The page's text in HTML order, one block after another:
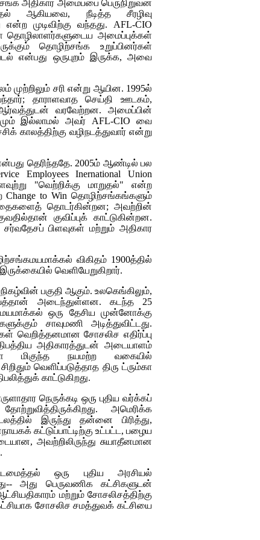
அதிகார அமைப்பை பெருநிறுவன
ஆகியவை, நீடித்த சீரழிவு
என்ற முடிவிற்கு வந்தது. AFL-CIO
அமைப்புக்கள்
தொழிற்சங்க உறுப்பினர்கள்
என்பது ஒருபுறம் இருக்க, அவை
முற்றிலும் சரி என்று ஆயின. 1995ல்
தாராளவாத செய்தி ஊடகம்,
வரவேற்றன. அமைப்பின்
இல்லாமல் அவர் AFL-CIO வை
காலத்திற்கு வழிநடத்துவார் என்று
தெரிந்ததே. 2005ம் ஆண்டில் பல
Employees Inernational Union
"வெற்றிக்கு மாறுதல்" என்ற
Change to Win தொழிற்சங்கங்களும்
தொடர்கின்றன; அவற்றின்
குவிப்புக் காட்டுகின்றன.
சர்வதேசப் பிளவுகள் மற்றும் அதிகார
விகிதம் 1900த்தில்
வெளியேறுகிறார்.
பகுதி ஆகும். உலகெங்கிலும்,
அடைந்துள்ளன. கடந்த 25
ஒரு தேசிய முன்னோக்கு
சாவுமணி அடித்துவிட்டது.
சோசலிச எதிர்ப்பு
அதிகாரத்துடன் அடையாளம்
மிகுந்த நயமற்ற வகையில்
வெளிப்படுத்தாத திரு ட்ரும்கா
காட்டுகிறது.
நெருக்கடி ஒரு புதிய வர்க்கப்
அமெரிக்க
இருந்து தன்னை பிரித்து,
கட்டுப்பாட்டிற்கு உட்பட்ட, பழைய
அவற்றிலிருந்து சுயாதீனமான
ஒரு புதிய அரசியல்
அது பெருவணிக கட்சிகளுடன்
மற்றும் சோசலிசத்திற்கு
சோசலிச சமத்துவக் கட்சியை